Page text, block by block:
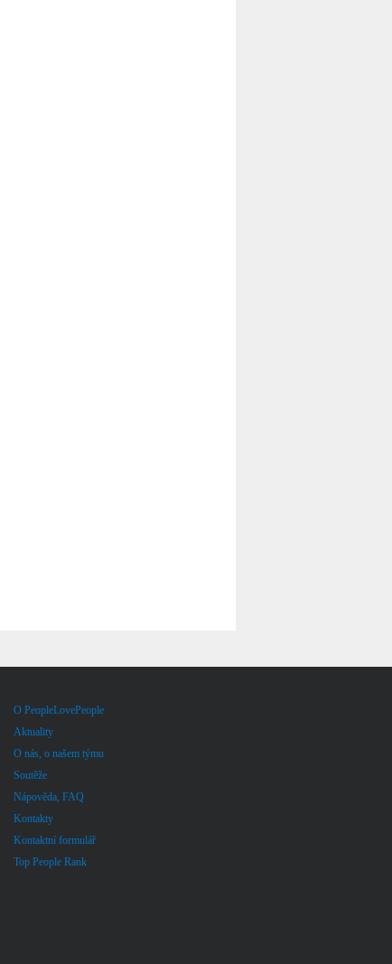
O PeopleLovePeople
Aktuality
O nás, o našem týmu
Soutěže
Nápověda, FAQ
Kontakty
Kontaktní formulář
Top People Rank